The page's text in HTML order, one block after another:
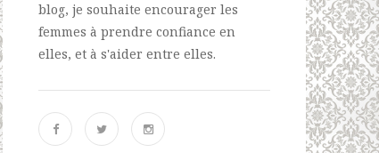
blog, je souhaite encourager les
femmes à prendre confiance en
elles, et à s'aider entre elles.